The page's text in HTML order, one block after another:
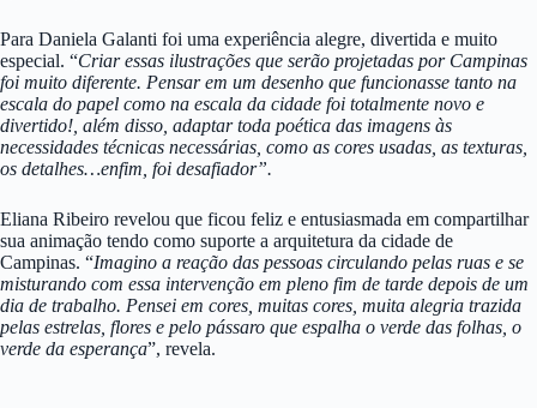
Para Daniela Galanti foi uma experiência alegre, divertida e muito
especial. “Criar essas ilustrações que serão projetadas por Campinas
foi muito diferente. Pensar em um desenho que funcionasse tanto na
escala do papel como na escala da cidade foi totalmente novo e
divertido!, além disso, adaptar toda poética das imagens às
necessidades técnicas necessárias, como as cores usadas, as texturas,
os detalhes…enfim, foi desafiador”.
Eliana Ribeiro revelou que ficou feliz e entusiasmada em compartilhar
sua animação tendo como suporte a arquitetura da cidade de
Campinas. “Imagino a reação das pessoas circulando pelas ruas e se
misturando com essa intervenção em pleno fim de tarde depois de um
dia de trabalho. Pensei em cores, muitas cores, muita alegria trazida
pelas estrelas, flores e pelo pássaro que espalha o verde das folhas, o
verde da esperança”, revela.